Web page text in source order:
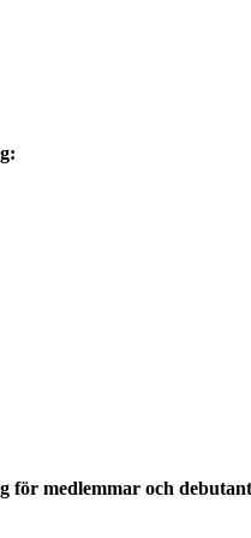
för medlemmar och